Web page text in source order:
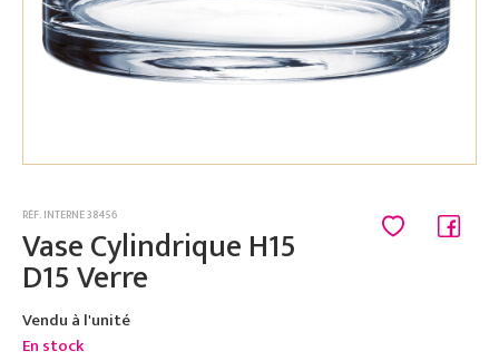
RÉF. INTERNE 38456
Vase Cylindrique H15
D15 Verre
Vendu à l'unité
En stock